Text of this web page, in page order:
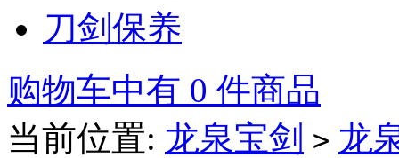
刀剑保养
购物车中有 0 件商品
当前位置: 龙泉宝剑 > 龙